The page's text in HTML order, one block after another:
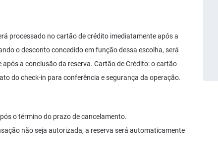
processado no cartão de crédito imediatamente após a
o desconto concedido em função dessa escolha, será
a conclusão da reserva. Cartão de Crédito: o cartão
do check-in para conferência e segurança da operação.
o término do prazo de cancelamento.
não seja autorizada, a reserva será automaticamente